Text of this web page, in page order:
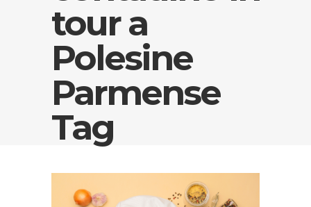
tour a
Polesine
Parmense
Tag